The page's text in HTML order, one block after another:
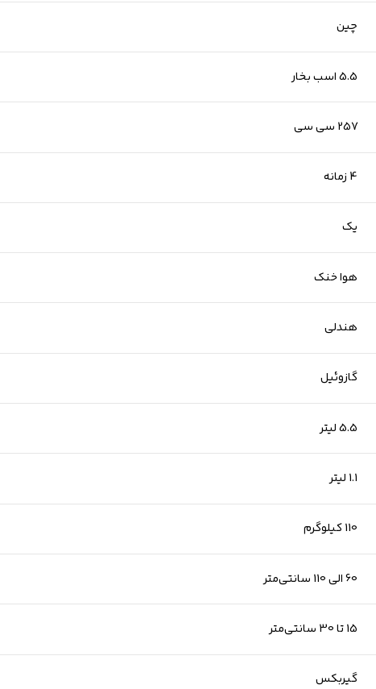
چین
5.5 اسب بخار
257 سی سی
4 زمانه
یک
هوا خنک
هندلی
گازوئیل
5.5 لیتر
1.1 لیتر
110 کیلوگرم
60 الی 110 سانتی‌متر
15 تا 30 سانتی‌متر
گیربکس